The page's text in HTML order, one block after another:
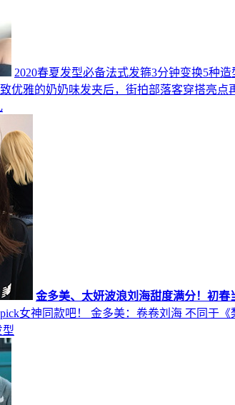
2020春夏发型必备法式发箍3分钟变换5种
优雅的奶奶味发夹后，街拍部落客穿搭亮
金多美、太妍波浪刘海甜度满分！初春
女神同款吧！ 金多美：卷卷刘海 不同于
型